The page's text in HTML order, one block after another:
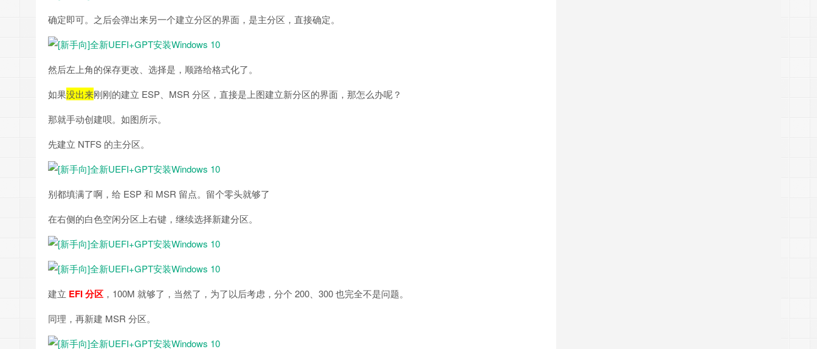
确定即可。之后会弹出来另一个建立分区的界面，是主分区，直接确定。
然后左上角的保存更改、选择是，顺路给格式化了。
如果没出来刚刚的建立 ESP、MSR 分区，直接是上图建立新分区的界面，那怎么办呢？
那就手动创建呗。如图所示。
先建立 NTFS 的主分区。
别都填满了啊，给 ESP 和 MSR 留点。留个零头就够了
在右侧的白色空闲分区上右键，继续选择新建分区。
建立 EFI 分区 ，100M 就够了，当然了，为了以后考虑，分个 200、300 也完全不是问题。
同理，再新建 MSR 分区。